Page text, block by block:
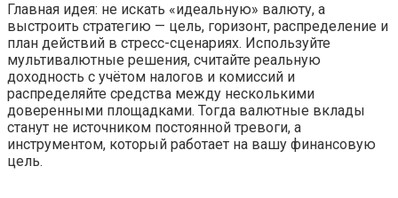
Главная идея: не искать «идеальную» валюту, а
выстроить стратегию — цель, горизонт, распределение и
план действий в стресс-сценариях. Используйте
мультивалютные решения, считайте реальную
доходность с учётом налогов и комиссий и
распределяйте средства между несколькими
доверенными площадками. Тогда валютные вклады
станут не источником постоянной тревоги, а
инструментом, который работает на вашу финансовую
цель.